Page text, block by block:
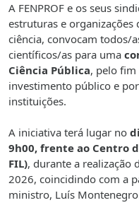
A FENPROF e os seus
estruturas e
ciência, convocam todos/
científicos/as para uma
Ciência Pública, pelo fim
investimento público e
instituições.
A iniciativa terá lugar no
9h00, frente ao Centro
FIL), durante a realização
2026, coincidindo com a
ministro, Luís